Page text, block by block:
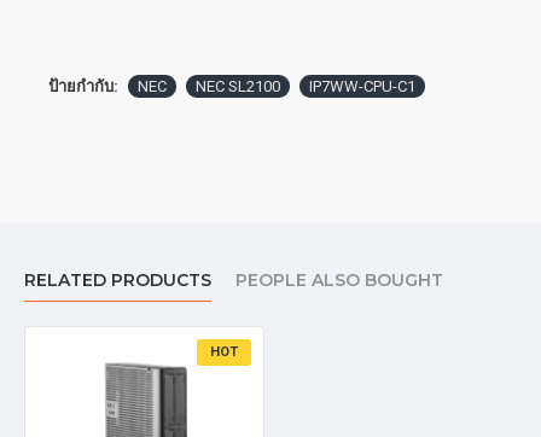
ป้ายกำกับ: NEC NEC SL2100 IP7WW-CPU-C1
RELATED PRODUCTS PEOPLE ALSO BOUGHT
HOT